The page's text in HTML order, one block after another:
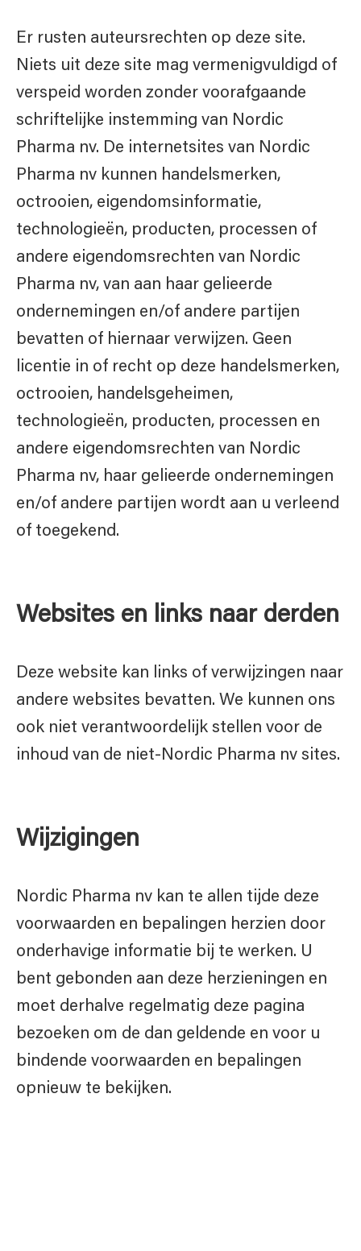
Er rusten auteursrechten op deze site.
Niets uit deze site mag vermenigvuldigd of
verspeid worden zonder voorafgaande
schriftelijke instemming van Nordic
Pharma nv. De internetsites van Nordic
Pharma nv kunnen handelsmerken,
octrooien, eigendomsinformatie,
technologieën, producten, processen of
andere eigendomsrechten van Nordic
Pharma nv, van aan haar gelieerde
ondernemingen en/of andere partijen
bevatten of hiernaar verwijzen. Geen
licentie in of recht op deze handelsmerken,
octrooien, handelsgeheimen,
technologieën, producten, processen en
andere eigendomsrechten van Nordic
Pharma nv, haar gelieerde ondernemingen
en/of andere partijen wordt aan u verleend
of toegekend.
Websites en links naar derden
Deze website kan links of verwijzingen naar
andere websites bevatten. We kunnen ons
ook niet verantwoordelijk stellen voor de
inhoud van de niet-Nordic Pharma nv sites.
Wijzigingen
Nordic Pharma nv kan te allen tijde deze
voorwaarden en bepalingen herzien door
onderhavige informatie bij te werken. U
bent gebonden aan deze herzieningen en
moet derhalve regelmatig deze pagina
bezoeken om de dan geldende en voor u
bindende voorwaarden en bepalingen
opnieuw te bekijken.